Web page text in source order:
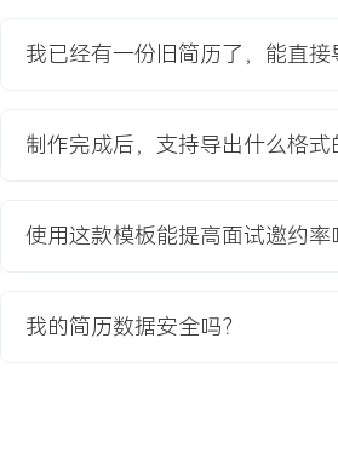
基于性能、兼容性与成本评估，选定软
2.核心组件实施：协调网络与系统团队
3.策略配置与迁移：制定应用分步迁移
信任网络；基于角色(RBAC)设计并配置
会；建立专项支持通道，快速解决用户
降低XXX%。
我已经有一份旧简历了，能直接
制作完成后，支持导出什么格式
使用这款模板能提高面试邀约率
我的简历数据安全吗？